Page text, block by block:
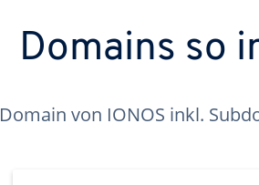
Domains so
Domain von IONOS inkl.